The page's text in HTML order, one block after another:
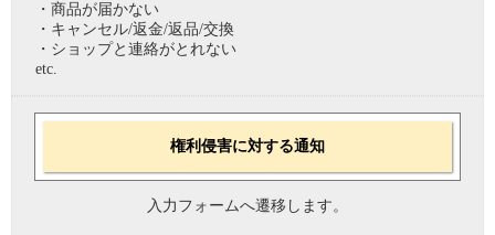
・商品が届かない
・キャンセル/返金/返品/交換
・ショップと連絡がとれない
etc.
権利侵害に対する通知
入力フォームへ遷移します。